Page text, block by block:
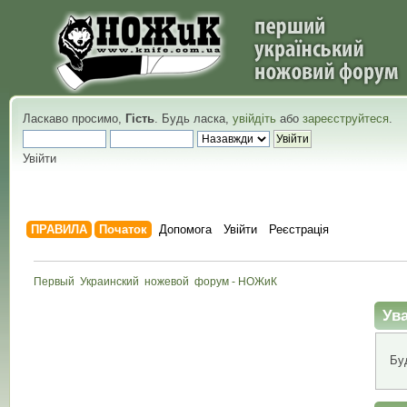
Ласкаво просимо, Гість. Будь ласка, увійдіть або зареєструйтеся.
Увійти
ПРАВИЛА Початок Допомога Увійти Реєстрація
Первый  Украинский  ножевой  форум - НОЖиК